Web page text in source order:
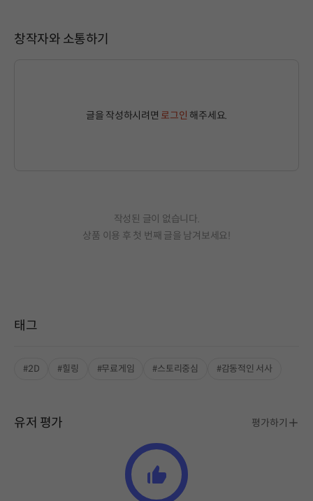
창작자와 소통하기
글을 작성하시려면 로그인 해주세요.
작성된 글이 없습니다.
상품 이용 후 첫 번째 글을 남겨보세요!
태그
#2D #힐링 #무료게임 #스토리중심 #감동적인 서사
유저 평가 평가하기